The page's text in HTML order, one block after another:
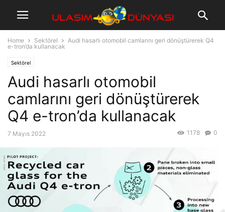
Home Sektörel
Audi hasarlı otomobil camlarını geri dönüştürerek Q4
e-tron’da kullanacak
Sektörel
Audi hasarlı otomobil
camlarını geri dönüştürerek
Q4 e-tron’da kullanacak
7 Mayıs 2022 0
1178